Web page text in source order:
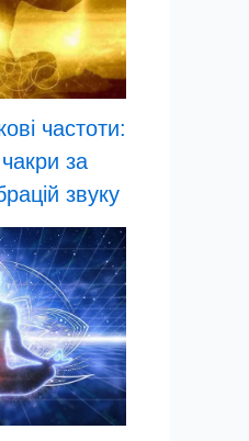
частоти:
за
звуку